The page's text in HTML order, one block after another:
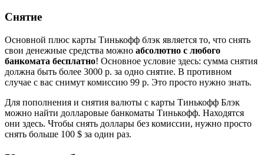
Снятие
Основной плюс карты Тинькофф блэк является то, что снять
свои денежные средства можно абсолютно с любого
банкомата бесплатно! Основное условие здесь: сумма снятия
должна быть более 3000 р. за одно снятие. В противном
случае с вас снимут комиссию 99 р. Это просто нужно знать.
Для пополнения и снятия валюты с карты Тинькофф Блэк
можно найти долларовые банкоматы Тинькофф. Находятся
они здесь. Чтобы снять доллары без комиссии, нужно просто
снять больше 100 $ за один раз.